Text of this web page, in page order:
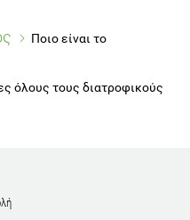
Ποιο είναι το
όλους τους διατροφικούς